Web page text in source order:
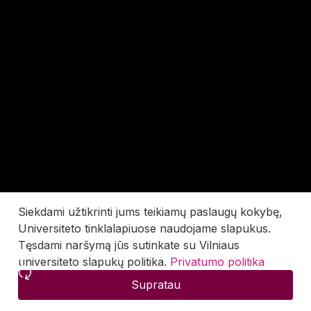
Siekdami užtikrinti jums teikiamų paslaugų kokybę,
Universiteto tinklalapiuose naudojame slapukus.
Tęsdami naršymą jūs sutinkate su Vilniaus
universiteto slapukų politika. Privatumo politika
Supratau